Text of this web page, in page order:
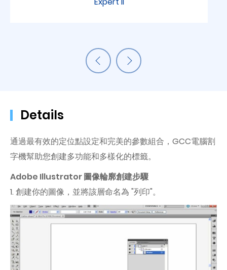
Details
通過最有效的定位點設定和完美的參數組合，GCC電腦割
字機幫助您創建多功能和多樣化的標籤。
Adobe Illustrator 圖像輪廓創建步驟
1. 創建你的圖像，並將該層命名為 "列印"。